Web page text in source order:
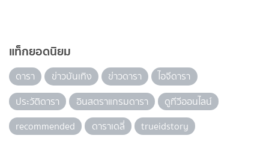
แท็กยอดนิยม
ดารา ข่าวบันเทิง ข่าวดารา
ไอจีดารา
ประวัติดารา
อินสตราแกรมดารา
ดูทีวีออนไลน์
recommended
ดาราเดลี่ trueidstory